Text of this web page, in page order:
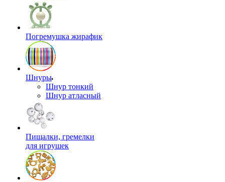
Погремушка жирафик
Шнуры
Шнур тонкий
Шнур атласный
Пищалки, гремелки
для игрушек